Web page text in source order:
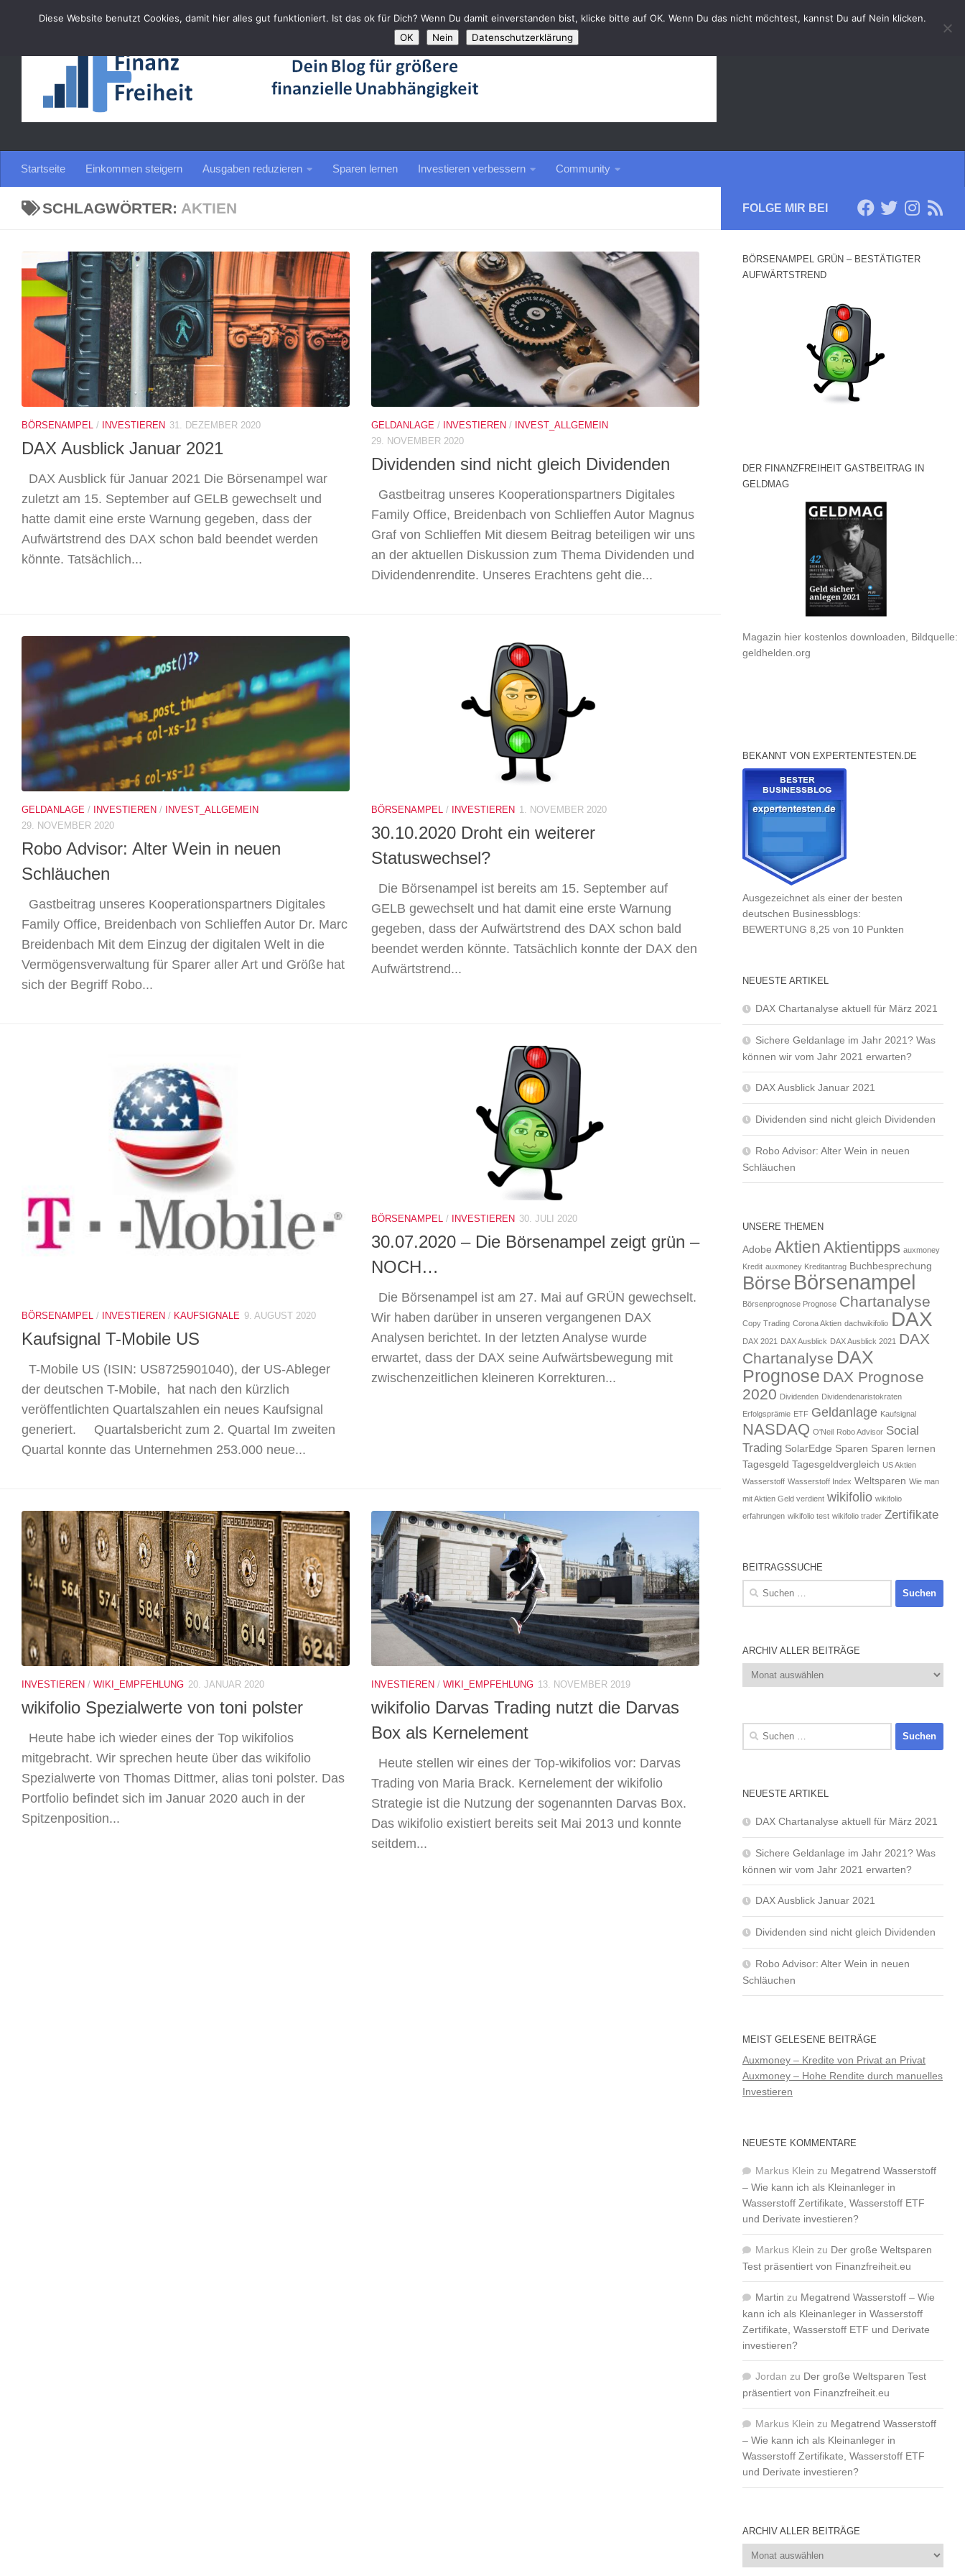
Zum Inhalt springen
Startseite Einkommen steigern Ausgaben reduzieren Sparen lernen Investieren verbessern Community
SCHLAGWÖRTER: AKTIEN
BÖRSENAMPEL / INVESTIEREN 31. DEZEMBER 2020
DAX Ausblick Januar 2021
DAX Ausblick für Januar 2021 Die Börsenampel war
zuletzt am 15. September auf GELB gewechselt und
hatte damit eine erste Warnung gegeben, dass der
Aufwärtstrend des DAX schon bald beendet werden
könnte. Tatsächlich...
GELDANLAGE / INVESTIEREN /
INVEST_ALLGEMEIN
29. NOVEMBER 2020
Dividenden sind nicht gleich Dividenden
Gastbeitrag unseres Kooperationspartners Digitales
Family Office, Breidenbach von Schlieffen Autor Magnus
Graf von Schlieffen Mit diesem Beitrag beteiligen wir uns
an der aktuellen Diskussion zum Thema Dividenden und
Dividendenrendite. Unseres Erachtens geht die...
GELDANLAGE / INVESTIEREN / INVEST_ALLGEMEIN
29. NOVEMBER 2020
Robo Advisor: Alter Wein in neuen
Schläuchen
Gastbeitrag unseres Kooperationspartners Digitales
Family Office, Breidenbach von Schlieffen Autor Dr. Marc
Breidenbach Mit dem Einzug der digitalen Welt in die
Vermögensverwaltung für Sparer aller Art und Größe hat
sich der Begriff Robo...
BÖRSENAMPEL / INVESTIEREN 1. NOVEMBER 2020
30.10.2020 Droht ein weiterer
Statuswechsel?
Die Börsenampel ist bereits am 15. September auf
GELB gewechselt und hat damit eine erste Warnung
gegeben, dass der Aufwärtstrend des DAX schon bald
beendet werden könnte. Tatsächlich konnte der DAX den
Aufwärtstrend...
BÖRSENAMPEL / INVESTIEREN / KAUFSIGNALE 9. AUGUST 2020
Kaufsignal T-Mobile US
T-Mobile US (ISIN: US8725901040), der US-Ableger
der deutschen T-Mobile, hat nach den kürzlich
veröffentlichten Quartalszahlen ein neues Kaufsignal
generiert. Quartalsbericht zum 2. Quartal Im zweiten
Quartal konnte das Unternehmen 253.000 neue...
BÖRSENAMPEL / INVESTIEREN 30. JULI 2020
30.07.2020 – Die Börsenampel zeigt grün –
NOCH…
Die Börsenampel ist am 27. Mai auf GRÜN gewechselt.
Wir haben darüber in unseren vergangenen DAX
Analysen berichtet. In der letzten Analyse wurde
erwartet, dass der DAX seine Aufwärtsbewegung mit
zwischenzeitlichen kleineren Korrekturen...
INVESTIEREN / WIKI_EMPFEHLUNG 20. JANUAR 2020
wikifolio Spezialwerte von toni polster
Heute habe ich wieder eines der Top wikifolios
mitgebracht. Wir sprechen heute über das wikifolio
Spezialwerte von Thomas Dittmer, alias toni polster. Das
Portfolio befindet sich im Januar 2020 auch in der
Spitzenposition...
INVESTIEREN / WIKI_EMPFEHLUNG 13. NOVEMBER 2019
wikifolio Darvas Trading nutzt die Darvas
Box als Kernelement
Heute stellen wir eines der Top-wikifolios vor: Darvas
Trading von Maria Brack. Kernelement der wikifolio
Strategie ist die Nutzung der sogenannten Darvas Box.
Das wikifolio existiert bereits seit Mai 2013 und konnte
seitdem...
FOLGE MIR BEI
BÖRSENAMPEL GRÜN – BESTÄTIGTER
AUFWÄRTSTREND
DER FINANZFREIHEIT GASTBEITRAG IN
GELDMAG
Magazin hier kostenlos downloaden, Bildquelle:
geldhelden.org
BEKANNT VON EXPERTENTESTEN.DE
Ausgezeichnet als einer der besten
deutschen Businessblogs:
BEWERTUNG 8,25 von 10 Punkten
NEUESTE ARTIKEL
DAX Chartanalyse aktuell für März 2021
Sichere Geldanlage im Jahr 2021? Was
können wir vom Jahr 2021 erwarten?
DAX Ausblick Januar 2021
Dividenden sind nicht gleich Dividenden
Robo Advisor: Alter Wein in neuen
Schläuchen
UNSERE THEMEN
Adobe Aktien Aktientipps auxmoney
Kredit auxmoney Kreditantrag Buchbesprechung
Börse Börsenampel
Börsenprognose Prognose Chartanalyse
Copy Trading Corona Aktien dachwikifolio DAX
DAX 2021 DAX Ausblick DAX Ausblick 2021 DAX
Chartanalyse DAX
Prognose DAX Prognose
2020 Dividenden Dividendenaristokraten
Erfolgsprämie ETF Geldanlage Kaufsignal
NASDAQ O'Neil Robo Advisor Social
Trading SolarEdge Sparen Sparen lernen
Tagesgeld Tagesgeldvergleich US Aktien
Wasserstoff Wasserstoff Index Weltsparen Wie man
mit Aktien Geld verdient wikifolio wikifolio
erfahrungen wikifolio test wikifolio trader Zertifikate
BEITRAGSSUCHE
Suchen
ARCHIV ALLER BEITRÄGE
Archiv
aller
Suchen
NEUESTE ARTIKEL
DAX Chartanalyse aktuell für März 2021
Sichere Geldanlage im Jahr 2021? Was
können wir vom Jahr 2021 erwarten?
DAX Ausblick Januar 2021
Dividenden sind nicht gleich Dividenden
Robo Advisor: Alter Wein in neuen
Schläuchen
MEIST GELESENE BEITRÄGE
Auxmoney – Kredite von Privat an Privat
Auxmoney – Hohe Rendite durch manuelles
Investieren
NEUESTE KOMMENTARE
Markus Klein zu Megatrend Wasserstoff
– Wie kann ich als Kleinanleger in
Wasserstoff Zertifikate, Wasserstoff ETF
und Derivate investieren?
Markus Klein zu Der große Weltsparen
Test präsentiert von Finanzfreiheit.eu
Martin zu Megatrend Wasserstoff – Wie
kann ich als Kleinanleger in Wasserstoff
Zertifikate, Wasserstoff ETF und Derivate
investieren?
Jordan zu Der große Weltsparen Test
präsentiert von Finanzfreiheit.eu
Markus Klein zu Megatrend Wasserstoff
– Wie kann ich als Kleinanleger in
Wasserstoff Zertifikate, Wasserstoff ETF
und Derivate investieren?
ARCHIV ALLER BEITRÄGE
Archiv
aller
Diese Website benutzt Cookies, damit hier alles gut funktioniert. Ist das ok für Dich? Wenn Du damit einverstanden bist, klicke bitte auf OK. Wenn Du das nicht möchtest, kannst Du auf Nein klicken.
OK
Nein Datenschutzerklärung